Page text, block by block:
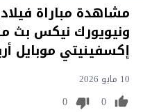
مشاهدة مباراة
إكسفينيتي موبايل
10 مايو 2026
0
0